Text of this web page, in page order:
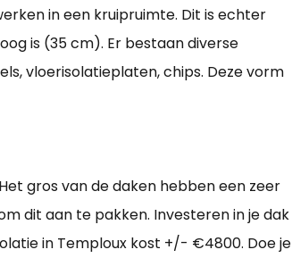
in een kruipruimte. Dit is echter
is (35 cm). Er bestaan diverse
vloerisolatieplaten, chips. Deze vorm
gros van de daken hebben een zeer
dit aan te pakken. Investeren in je dak
in Temploux kost +/- €4800. Doe je